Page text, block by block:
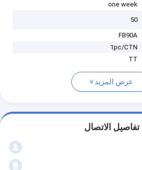
one week
50
FB90A
1pc/CTN
TT
عرض المزيد
تفاصيل الاتصال